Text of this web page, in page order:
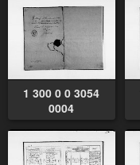
1 300 0 0 3054
0004